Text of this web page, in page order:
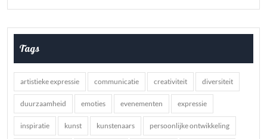
Tags
artistieke expressie communicatie creativiteit diversiteit
duurzaamheid emoties evenementen expressie
inspiratie kunst kunstenaars persoonlijke ontwikkeling